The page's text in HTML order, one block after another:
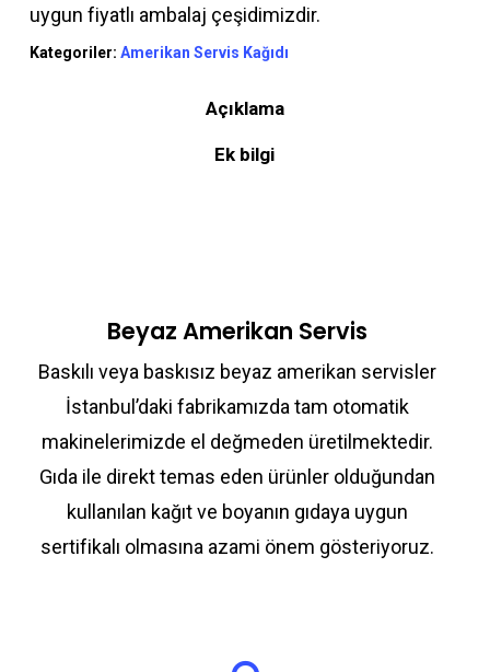
uygun fiyatlı ambalaj çeşidimizdir.
Kategoriler: Amerikan Servis Kağıdı
Açıklama
Ek bilgi
Beyaz Amerikan Servis
Baskılı veya baskısız beyaz amerikan servisler
İstanbul’daki fabrikamızda tam otomatik
makinelerimizde el değmeden üretilmektedir.
Gıda ile direkt temas eden ürünler olduğundan
kullanılan kağıt ve boyanın gıdaya uygun
sertifikalı olmasına azami önem gösteriyoruz.